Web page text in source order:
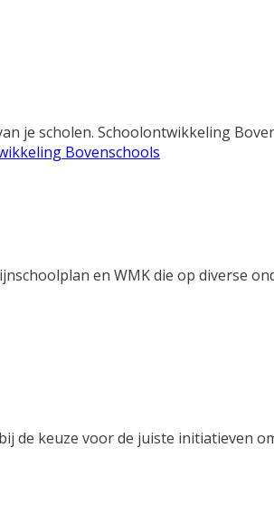
je scholen. Schoolontwikkeling
Bovenschools
en WMK die op diverse
de keuze voor de juiste initiatieven